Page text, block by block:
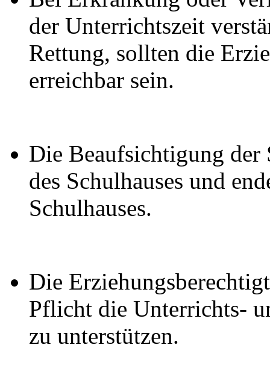
der Unterrichtszeit
Rettung, sollten die
erreichbar sein.
Die Beaufsichtigung der
des Schulhauses und
Schulhauses.
Die
Pflicht die Unterrichts-
zu unterstützen.